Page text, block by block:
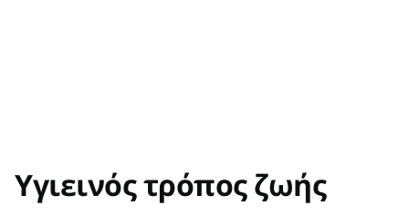
Υγιεινός τρόπος ζωής